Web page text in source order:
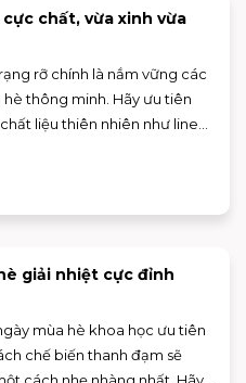
chất, vừa xinh vừa
rỡ chính là nắm vững các
tiên
liệu thiên nhiên như linen,
ảo". Dù bạn chuẩn bị lên
danh sách các outfit cực
giải nhiệt cực đỉnh
mùa hè khoa học ưu tiên
chế biến thanh đạm sẽ
cách nhẹ nhàng nhất. Hãy